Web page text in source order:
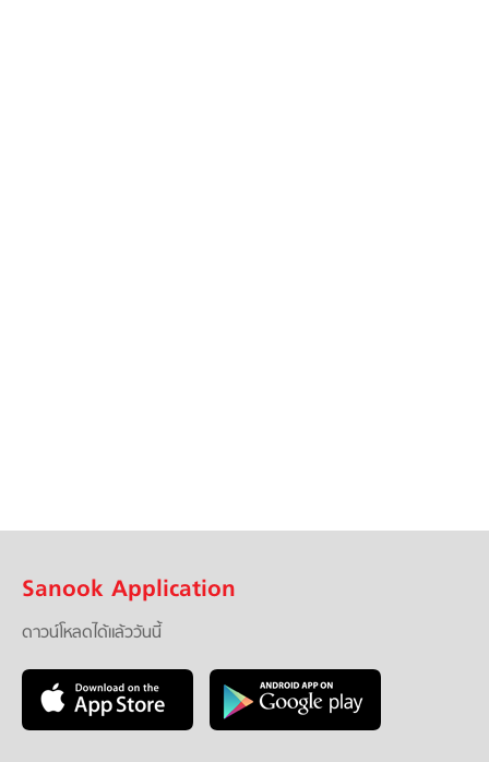
Sanook Application
ดาวน์โหลดได้แล้ววันนี้